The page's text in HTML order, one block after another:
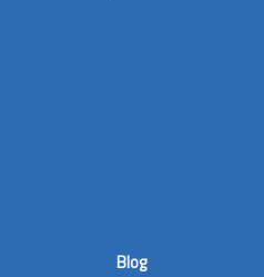
Blog